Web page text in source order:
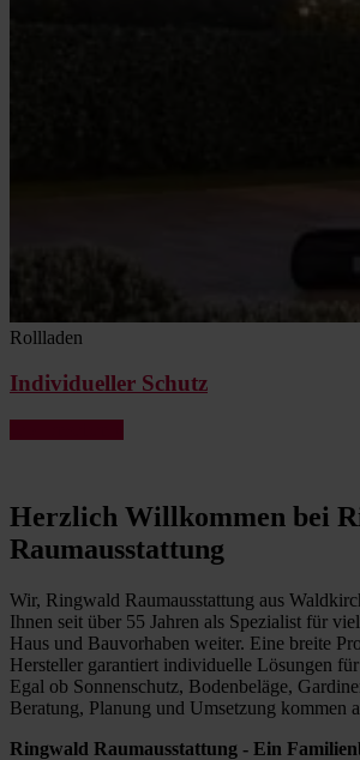
Rollladen
Individueller Schutz
Herzlich Willkommen bei
Raumausstattung
Wir, Ringwald Raumausstattung aus
Ihnen seit über 55 Jahren als Spezialist für
Haus und Bauvorhaben weiter. Eine breite
Hersteller garantiert individuelle Lösungen
Egal ob Sonnenschutz, Bodenbeläge,
Beratung, Planung und Umsetzung kommen
Ringwald Raumausstattung - Ein